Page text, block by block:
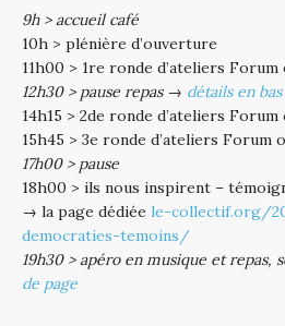
9h > accueil café
10h > plénière d’ouverture
11h00 > 1re ronde d’ateliers
12h30 > pause repas → détails en
14h15 > 2de ronde d’ateliers
15h45 > 3e ronde d’ateliers Forum
17h00 > pause
18h00 > ils nous inspirent –
→ la page dédiée le-collectif.org/
democraties-temoins/
19h30 > apéro en musique et repas,
de page